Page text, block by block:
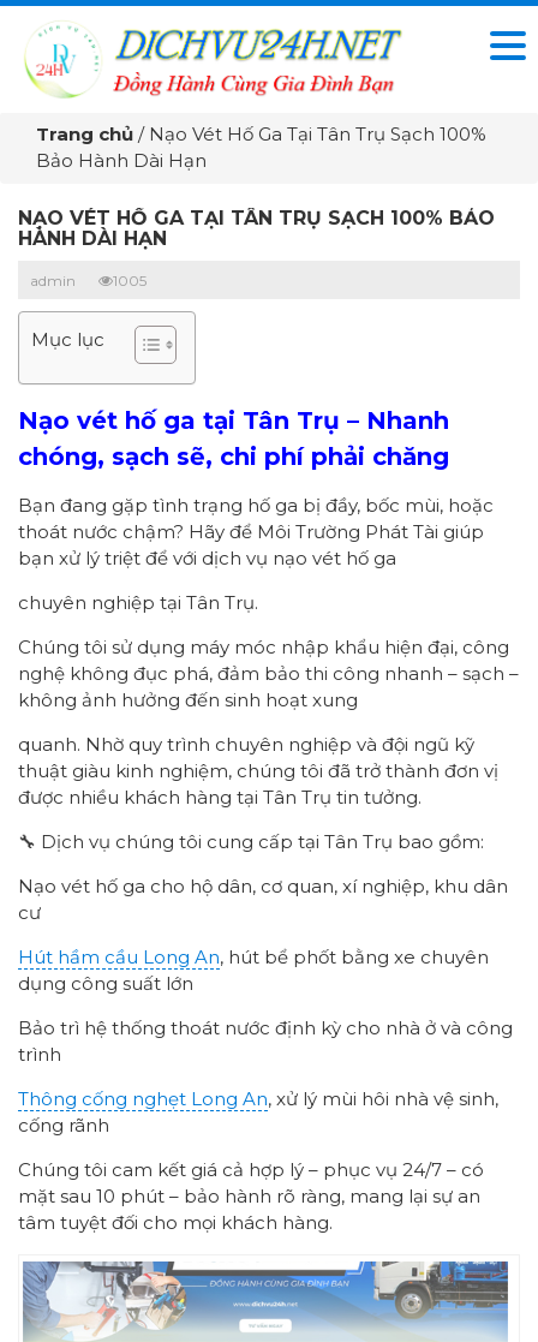
Trang chủ / Nạo Vét Hố Ga Tại Tân Trụ Sạch 100%
Bảo Hành Dài Hạn
NẠO VÉT HỐ GA TẠI TÂN TRỤ SẠCH 100% BẢO
HÀNH DÀI HẠN
admin 1005
Mục lục
Nạo vét hố ga tại Tân Trụ – Nhanh
chóng, sạch sẽ, chi phí phải chăng
Bạn đang gặp tình trạng hố ga bị đầy, bốc mùi, hoặc
thoát nước chậm? Hãy để Môi Trường Phát Tài giúp
bạn xử lý triệt để với dịch vụ nạo vét hố ga
chuyên nghiệp tại Tân Trụ.
Chúng tôi sử dụng máy móc nhập khẩu hiện đại, công
nghệ không đục phá, đảm bảo thi công nhanh – sạch –
không ảnh hưởng đến sinh hoạt xung
quanh. Nhờ quy trình chuyên nghiệp và đội ngũ kỹ
thuật giàu kinh nghiệm, chúng tôi đã trở thành đơn vị
được nhiều khách hàng tại Tân Trụ tin tưởng.
🔧 Dịch vụ chúng tôi cung cấp tại Tân Trụ bao gồm:
Nạo vét hố ga cho hộ dân, cơ quan, xí nghiệp, khu dân
cư
Hút hầm cầu Long An, hút bể phốt bằng xe chuyên
dụng công suất lớn
Bảo trì hệ thống thoát nước định kỳ cho nhà ở và công
trình
Thông cống nghẹt Long An, xử lý mùi hôi nhà vệ sinh,
cống rãnh
Chúng tôi cam kết giá cả hợp lý – phục vụ 24/7 – có
mặt sau 10 phút – bảo hành rõ ràng, mang lại sự an
tâm tuyệt đối cho mọi khách hàng.